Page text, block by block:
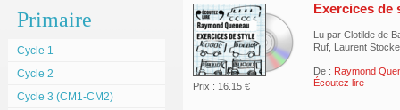
Primaire
Cycle 1
Cycle 2
Cycle 3 (CM1-CM2)
Prix : 16.15 €
Exercices de
Lu par Clotilde de
Ruf, Laurent
De : Raymond
Écoutez lire